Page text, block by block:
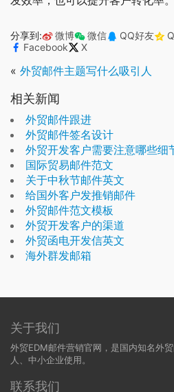
分享到: 微博 微信 QQ好友
Facebook
X
« 外贸邮件主题写什么吸引人
相关新闻
外贸邮件跟进
外贸邮件签名设计
外贸开发客户需要注意哪些细
国际贸易邮件范文
关于中秋节邮件英文
给国外客户发推销邮件
外贸邮件范文模板
外贸开发客户的渠道
外贸函电开发信英文
海外群发邮箱
关于我们
外贸EDM邮件营销官网，是国内知名外
人、中小企业使用。
联系我们